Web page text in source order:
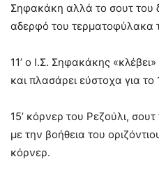
Σηφακάκη αλλά το σουτ του
αδερφό του τερματοφύλακα
11’ ο Ι.Σ. Σηφακάκης
και πλασάρει εύστοχα για
15’ κόρνερ του Ρεζούλι,
με την βοήθεια του
κόρνερ.